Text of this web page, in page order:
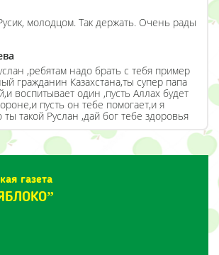
молодцом. Так держать. Очень рады
,ребятам надо брать с тебя пример
гражданин Казахстана,ты супер папа
воспитывает один ,пусть Аллах будет
пусть он тебе помогает,и я
ты такой Руслан ,дай бог тебе здоровья
газета